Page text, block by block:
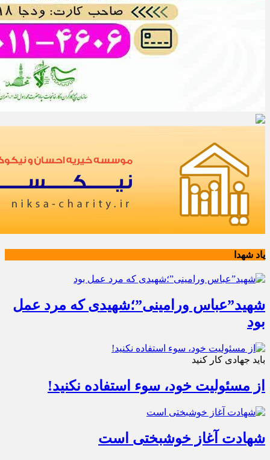
یاد شهدا
شهید”عباس ورامینی”؛شهیدی که مرد عمل
بود
باید جهادی کار کنید
از مسئولیت خود، سوء استفاده نکنید!
شهادت آغاز خوشبختی است